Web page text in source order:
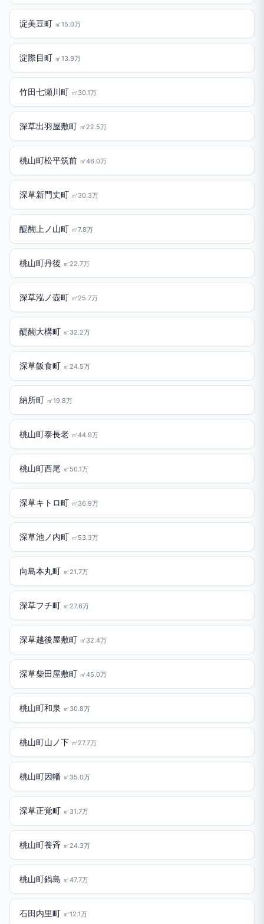
淀美豆町 ㎡15.0万
淀際目町 ㎡13.9万
竹田七瀬川町 ㎡30.1万
深草出羽屋敷町 ㎡22.5万
桃山町松平筑前 ㎡46.0万
深草新門丈町 ㎡30.3万
醍醐上ノ山町 ㎡7.8万
桃山町丹後 ㎡22.7万
深草泓ノ壺町 ㎡25.7万
醍醐大構町 ㎡32.2万
深草飯食町 ㎡24.5万
納所町 ㎡19.8万
桃山町泰長老 ㎡44.9万
桃山町西尾 ㎡50.1万
深草キトロ町 ㎡36.9万
深草池ノ内町 ㎡53.3万
向島本丸町 ㎡21.7万
深草フチ町 ㎡27.6万
深草越後屋敷町 ㎡32.4万
深草柴田屋敷町 ㎡45.0万
桃山町和泉 ㎡30.8万
桃山町山ノ下 ㎡27.7万
桃山町因幡 ㎡35.0万
深草正覚町 ㎡31.7万
桃山町養斉 ㎡24.3万
桃山町鍋島 ㎡47.7万
石田内里町 ㎡12.1万